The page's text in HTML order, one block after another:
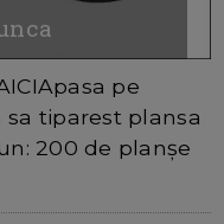
pe
tiparest plansa
200 de planșe